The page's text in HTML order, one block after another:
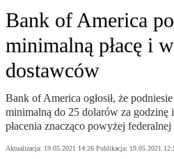
Bank of America
minimalną płacę i
dostawców
Bank of America ogłosił, że
minimalną do 25 dolarów za godzinę
płacenia znacząco powyżej
Aktualizacja: 19.05.2021 14:26 Publikacja: 19.05.2021